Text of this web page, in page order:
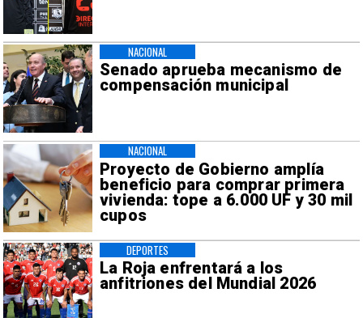
Senado aprueba mecanismo de
compensación municipal
NACIONAL
Proyecto de Gobierno amplía
beneficio para comprar primera
vivienda: tope a 6.000 UF y 30 mil
cupos
NACIONAL
La Roja enfrentará a los
anfitriones del Mundial 2026
DEPORTES